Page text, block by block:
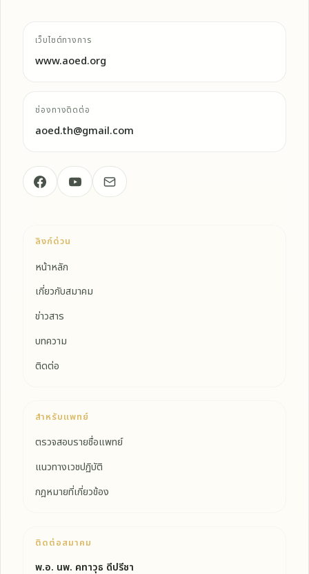
เว็บไซต์ทางการ
www.aoed.org
ช่องทางติดต่อ
aoed.th@gmail.com
ลิงก์ด่วน
หน้าหลัก
เกี่ยวกับสมาคม
ข่าวสาร
บทความ
ติดต่อ
สำหรับแพทย์
ตรวจสอบรายชื่อแพทย์
แนวทางเวชปฏิบัติ
กฎหมายที่เกี่ยวข้อง
ติดต่อสมาคม
พ.อ. นพ. คทาวุธ ดีปรีชา